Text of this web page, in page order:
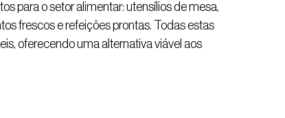
para o setor alimentar: utensílios de mesa,
frescos e refeições prontas. Todas estas
oferecendo uma alternativa viável aos